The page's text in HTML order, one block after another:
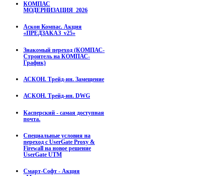
КОМПАС
МОДЕРНИЗАЦИЯ_2026
Аскон Компас. Акция
«ПРЕДЗАКАЗ_v25»
Знакомый переход (КОМПАС-
Строитель на КОМПАС-
График)
АСКОН. Трейд-ин. Замещение
АСКОН. Трейд-ин. DWG
Касперский - самая доступная
почта.
Специальные условия на
переход с UserGate Proxy &
Firewall на новое решение
UserGate UTM
Смарт-Софт - Акция